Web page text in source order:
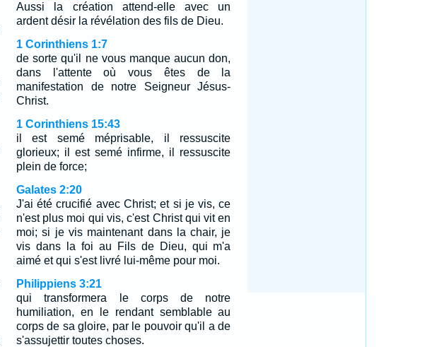
Aussi la création attend-elle avec un
ardent désir la révélation des fils de Dieu.
1 Corinthiens 1:7
de sorte qu'il ne vous manque aucun don,
dans l'attente où vous êtes de la
manifestation de notre Seigneur Jésus-
Christ.
1 Corinthiens 15:43
il est semé méprisable, il ressuscite
glorieux; il est semé infirme, il ressuscite
plein de force;
Galates 2:20
J'ai été crucifié avec Christ; et si je vis, ce
n'est plus moi qui vis, c'est Christ qui vit en
moi; si je vis maintenant dans la chair, je
vis dans la foi au Fils de Dieu, qui m'a
aimé et qui s'est livré lui-même pour moi.
Philippiens 3:21
qui transformera le corps de notre
humiliation, en le rendant semblable au
corps de sa gloire, par le pouvoir qu'il a de
s'assujettir toutes choses.